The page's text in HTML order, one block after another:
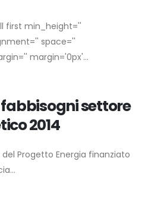
first min_height=''
space=''
margin='0px'...
settore
2014
Progetto Energia finanziato